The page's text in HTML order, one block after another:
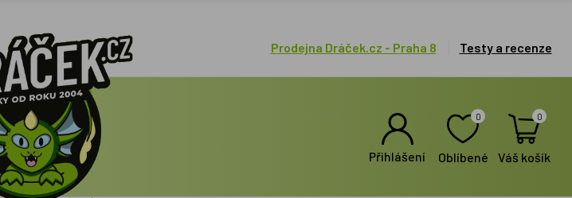
Prodejna Dráček.cz - Praha 8 Testy a recenze
Přihlášení
0
Oblíbené
0
Váš košík